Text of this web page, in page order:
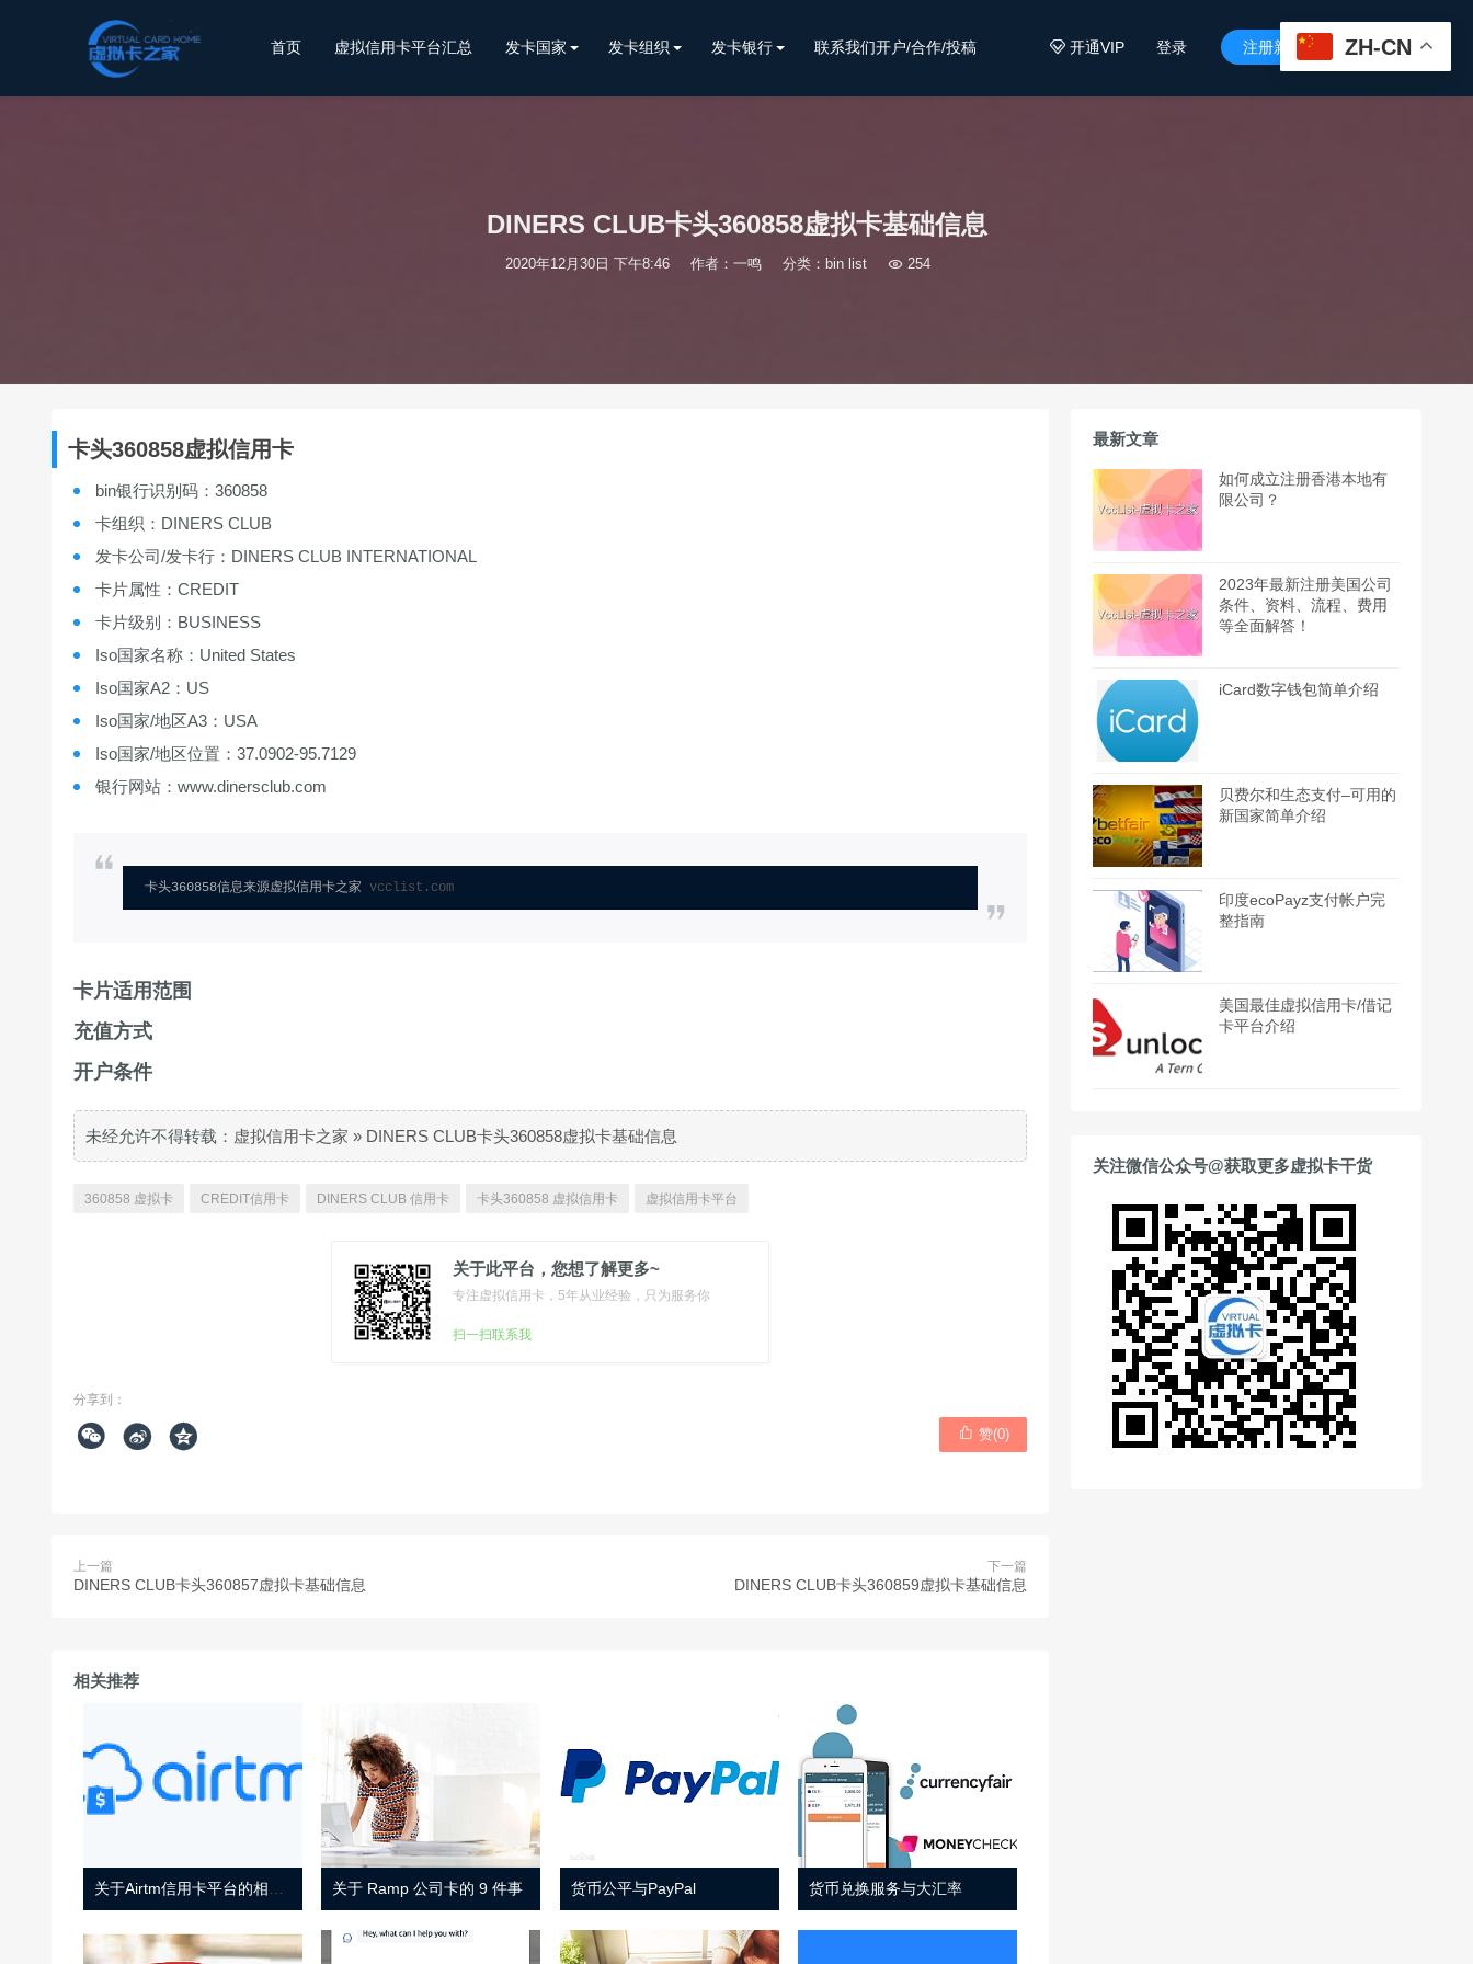
开通VIP 登录 注册新用户 
首页 虚拟信用卡平台汇总 发卡国家 发卡组织 发卡银行 联系我们开户/合作/投稿
DINERS CLUB卡头360858虚拟卡基础信息
2020年12月30日 下午8:46 作者：一鸣 分类： bin list  254
卡头360858虚拟信用卡
bin银行识别码：360858
卡组织：DINERS CLUB
发卡公司/发卡行：DINERS CLUB INTERNATIONAL
卡片属性：CREDIT
卡片级别：BUSINESS
Iso国家名称：United States
Iso国家A2：US
Iso国家/地区A3：USA
Iso国家/地区位置：37.0902-95.7129
银行网站：www.dinersclub.com
卡头360858信息来源虚拟信用卡之家 vcclist.com
卡片适用范围
充值方式
开户条件
未经允许不得转载： 虚拟信用卡之家 » DINERS CLUB卡头360858虚拟卡基础信息
360858 虚拟卡 CREDIT信用卡 DINERS CLUB 信用卡 卡头360858 虚拟信用卡 虚拟信用卡平台
关于此平台，您想了解更多~
专注虚拟信用卡，5年从业经验，只为服务你
扫一扫联系我
分享到：
    赞(0)
上一篇
DINERS CLUB卡头360857虚拟卡基础信息
下一篇
DINERS CLUB卡头360859虚拟卡基础信息
相关推荐
关于 Ramp 公司卡的 9 件事 货币公平与PayPal 货币兑换服务与大汇率
最新文章
如何成立注册香港本地有
限公司？
2023年最新注册美国公司
条件、资料、流程、费用
等全面解答！
iCard数字钱包简单介绍
贝费尔和生态支付–可用的
新国家简单介绍
印度ecoPayz支付帐户完
整指南
美国最佳虚拟信用卡/借记
卡平台介绍
关注微信公众号@获取更多虚拟卡干货
ZH-CN